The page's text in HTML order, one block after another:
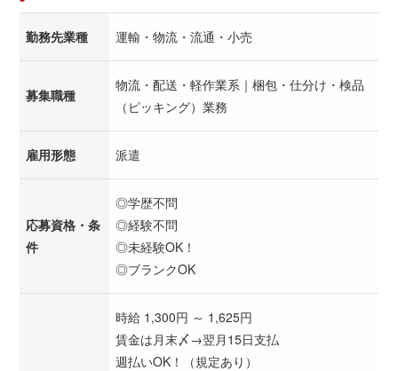
勤務先業種 運輸・物流・流通・小売
募集職種
物流・配送・軽作業系｜梱包・仕分け・検品
（ピッキング）業務
雇用形態 派遣
応募資格・条
件
◎学歴不問
◎経験不問
◎未経験OK！
◎ブランクOK
時給 1,300円 ～ 1,625円
賃金は月末〆→翌月15日支払
週払いOK！（規定あり）